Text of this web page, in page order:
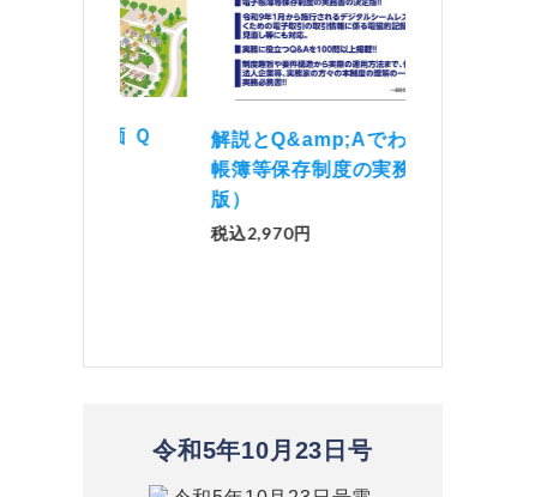
解説とQ&amp;Aでわかる 電子
帳簿等保存制度の実務（改訂
税込2,970円
「資産承継」
No.44）
令和5年10月23日号